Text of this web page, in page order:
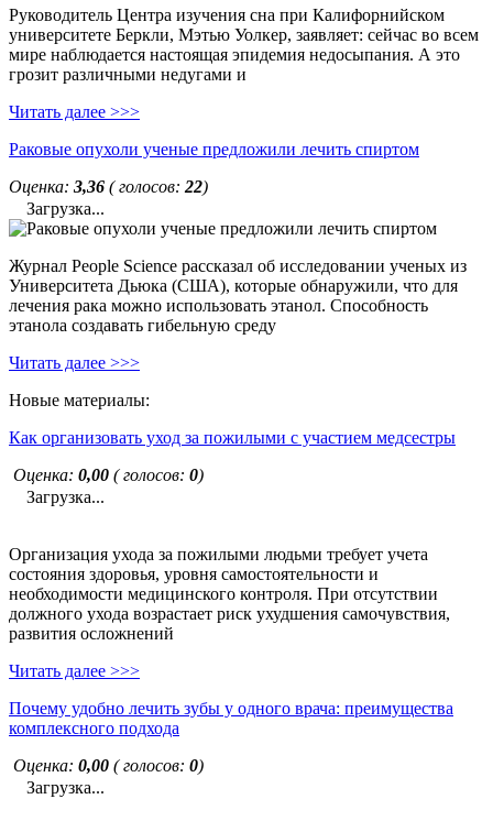
Руководитель Центра изучения сна при Калифорнийском
университете Беркли, Мэтью Уолкер, заявляет: сейчас во всем
мире наблюдается настоящая эпидемия недосыпания. А это
грозит различными недугами и
Читать далее >>>
Раковые опухоли ученые предложили лечить спиртом
Оценка: 3,36 ( голосов: 22)
Загрузка...
Журнал People Science рассказал об исследовании ученых из
Университета Дьюка (США), которые обнаружили, что для
лечения рака можно использовать этанол. Способность
этанола создавать гибельную среду
Читать далее >>>
Новые материалы:
Как организовать уход за пожилыми с участием медсестры
Оценка: 0,00 ( голосов: 0)
Загрузка...
Организация ухода за пожилыми людьми требует учета
состояния здоровья, уровня самостоятельности и
необходимости медицинского контроля. При отсутствии
должного ухода возрастает риск ухудшения самочувствия,
развития осложнений
Читать далее >>>
Почему удобно лечить зубы у одного врача: преимущества
комплексного подхода
Оценка: 0,00 ( голосов: 0)
Загрузка...